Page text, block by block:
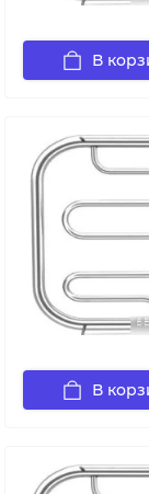
В
В